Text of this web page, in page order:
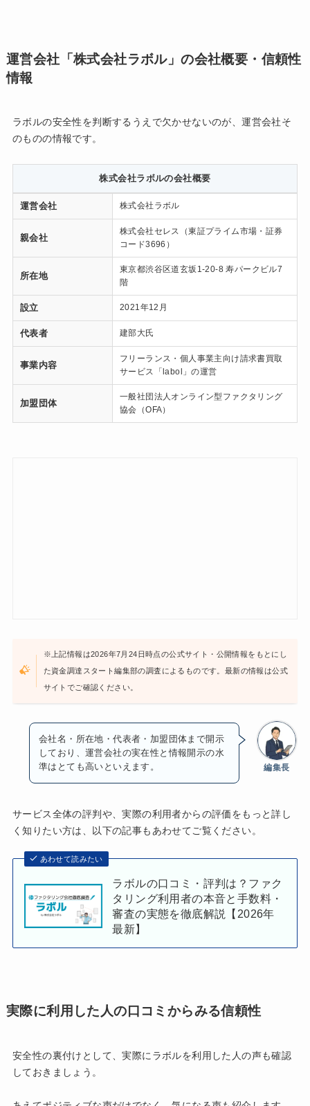
運営会社「株式会社ラボル」の会社概要・信頼性
情報
ラボルの安全性を判断するうえで欠かせないのが、運営会社そ
のものの情報です。
株式会社ラボルの会社概要
運営会社 株式会社ラボル
親会社
株式会社セレス（東証プライム市場・証券
コード3696）
所在地
東京都渋谷区道玄坂1-20-8 寿パークビル7
階
設立 2021年12月
代表者 建部大氏
事業内容
フリーランス・個人事業主向け請求書買取
サービス「labol」の運営
加盟団体
一般社団法人オンライン型ファクタリング
協会（OFA）
※上記情報は2026年7月24日時点の公式サイト・公開情報をもとにし
た資金調達スタート編集部の調査によるものです。最新の情報は公式
サイトでご確認ください。
編集長
会社名・所在地・代表者・加盟団体まで開示
しており、運営会社の実在性と情報開示の水
準はとても高いといえます。
サービス全体の評判や、実際の利用者からの評価をもっと詳し
く知りたい方は、以下の記事もあわせてご覧ください。
あわせて読みたい
ラボルの口コミ・評判は？ファク
タリング利用者の本音と手数料・
審査の実態を徹底解説【2026年
最新】
実際に利用した人の口コミからみる信頼性
安全性の裏付けとして、実際にラボルを利用した人の声も確認
しておきましょう。